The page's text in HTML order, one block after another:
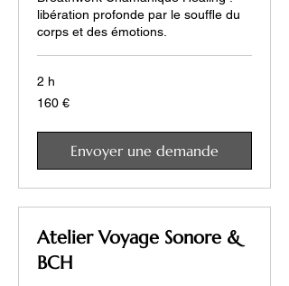
libération profonde par le souffle du
corps et des émotions.
2 h
160
euros
160 €
Envoyer une demande
Atelier Voyage Sonore &
BCH